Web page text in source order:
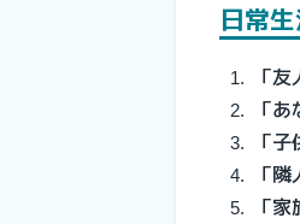
日常
「
「
「
「
「